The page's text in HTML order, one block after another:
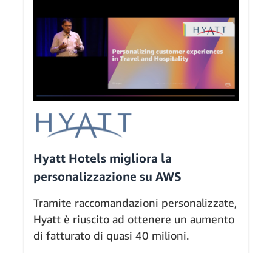
Hyatt Hotels migliora la
personalizzazione su AWS
Tramite raccomandazioni personalizzate,
Hyatt è riuscito ad ottenere un aumento
di fatturato di quasi 40 milioni.